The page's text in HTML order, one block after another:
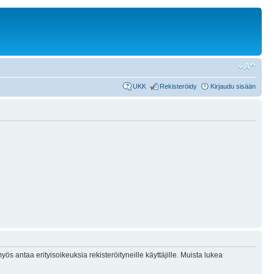
UKK Rekisteröidy Kirjaudu sisään
antaa erityisoikeuksia rekisteröityneille käyttäjille. Muista lukea